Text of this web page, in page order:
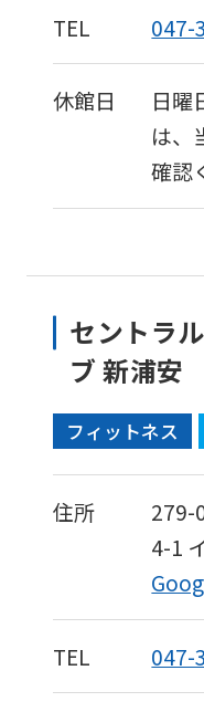
TEL 047-
休館日
日曜
は、
確認
セントラ
ブ 新浦安
フィットネス
住所 279-
4-1
TEL 047-